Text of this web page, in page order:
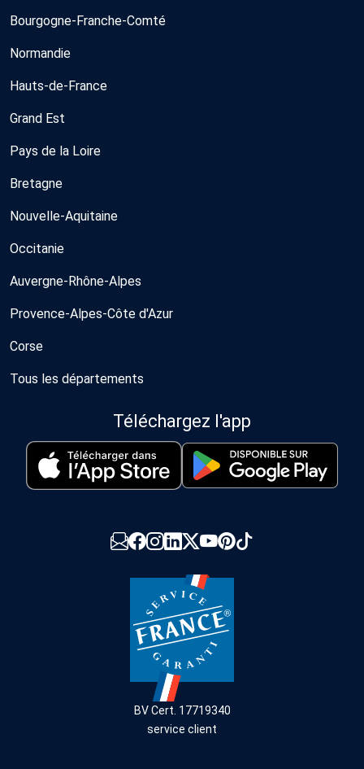
Bourgogne-Franche-Comté
Normandie
Hauts-de-France
Grand Est
Pays de la Loire
Bretagne
Nouvelle-Aquitaine
Occitanie
Auvergne-Rhône-Alpes
Provence-Alpes-Côte d'Azur
Corse
Tous les départements
Téléchargez l'app
BV Cert. 17719340
service client